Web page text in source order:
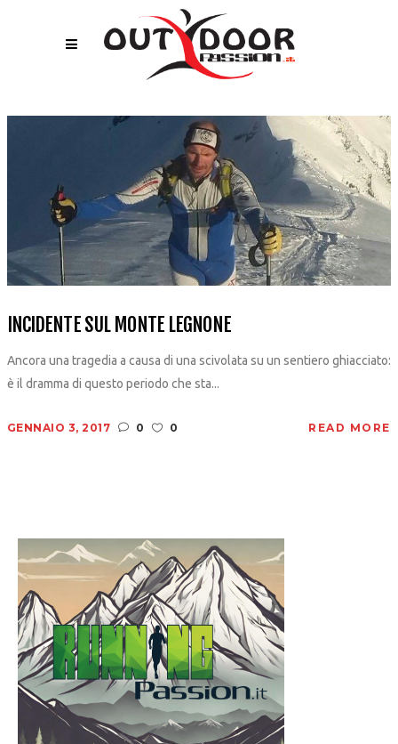
INCIDENTE SUL MONTE LEGNONE
Ancora una tragedia a causa di una scivolata su un sentiero ghiacciato:
è il dramma di questo periodo che sta...
GENNAIO 3, 2017 0 0 READ MORE